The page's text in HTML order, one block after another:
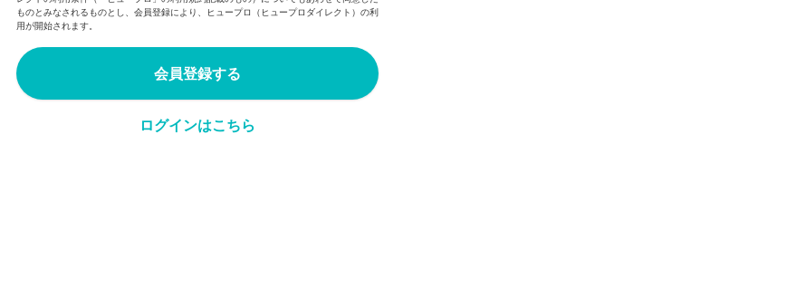
ものとみなされるものとし、会員登録により、ヒュープロ（ヒュープロダイレクト）の利
用が開始されます。
会員登録する
ログインはこちら